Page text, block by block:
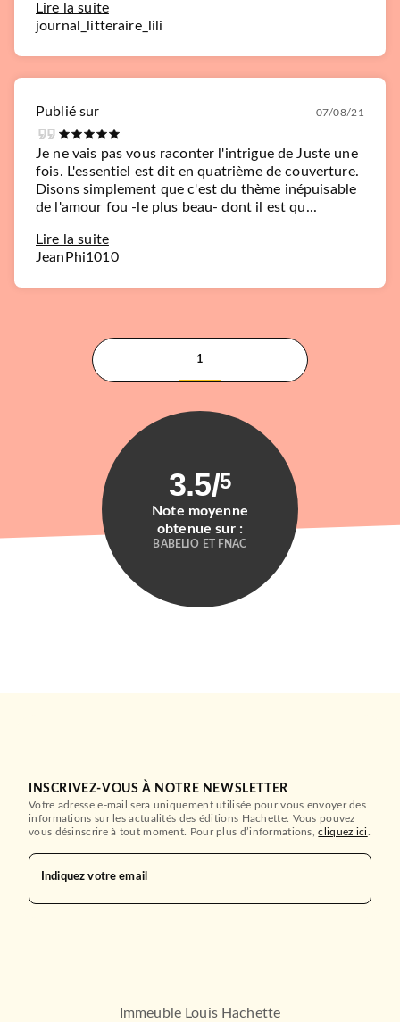
Le Principe de Pauline
Lire la suite
journal_litteraire_lili
Publié sur 07/08/21
Je ne vais pas vous raconter l'intrigue de Juste une
fois. L'essentiel est dit en quatrième de couverture.
Disons simplement que c'est du thème inépuisable
de l'amour fou -le plus beau- dont il est qu...
Lire la suite
JeanPhi1010
1
3.5/5
Note moyenne
obtenue sur :
BABELIO ET FNAC
INSCRIVEZ-VOUS À NOTRE NEWSLETTER
Votre adresse e-mail sera uniquement utilisée pour vous envoyer des
informations sur les actualités des éditions Hachette. Vous pouvez
vous désinscrire à tout moment. Pour plus d’informations,cliquez ici
Indiquez votre email
Immeuble Louis Hachette